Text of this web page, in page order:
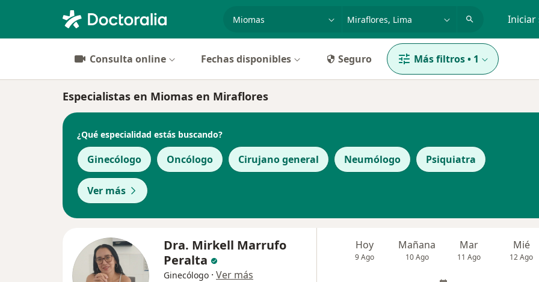
Iniciar
Consulta online Fechas disponibles Seguro Más filtros• 1
Especialistas en Miomas en Miraflores
¿Qué especialidad estás buscando?
Ginecólogo Oncólogo Cirujano general Neumólogo Psiquiatra
Ver más
Dra. Mirkell Marrufo
Peralta
Ginecólogo · Ver más
Hoy
9 Ago
Mañana
10 Ago
Mar
11 Ago
Mié
12 Ago